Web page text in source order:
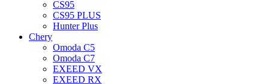
CS95
CS95 PLUS
Hunter Plus
Chery
Omoda C5
Omoda C7
EXEED VX
EXEED RX